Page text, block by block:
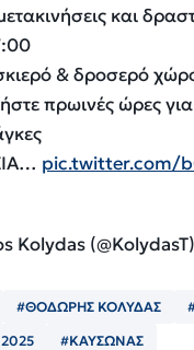
και
& δροσερό
πρωινές ώρες
pic.twitter.com/
Kolydas (@KolydasT)
#ΘΟΔΩΡΗΣ ΚΟΛΥΔΑΣ
#ΚΑΥΣΩΝΑΣ